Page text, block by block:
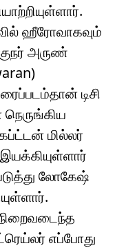
ஹீரோவாகவும்
அருண்
டிசி
மில்லர்
லோகேஷ்
எப்போது